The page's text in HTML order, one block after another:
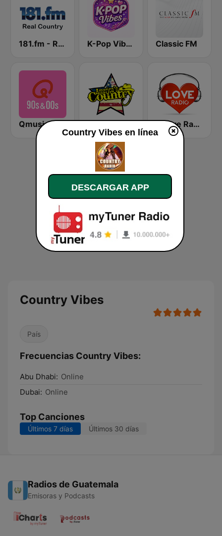
181.fm - Real Country K-Pop Vibes Classic FM
Qmusic 90's & 00's America's Country 2 Love Radio
Country Vibes
País
Frecuencias Country Vibes:
Abu Dhabi: Online
Dubai: Online
Top Canciones
Últimos 7 días Últimos 30 días
Radios de Guatemala
Emisoras y Podcasts
Country Vibes en línea
DESCARGAR APP